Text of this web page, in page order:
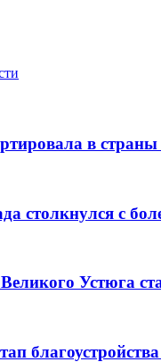
в
столкнулся с
Устюга